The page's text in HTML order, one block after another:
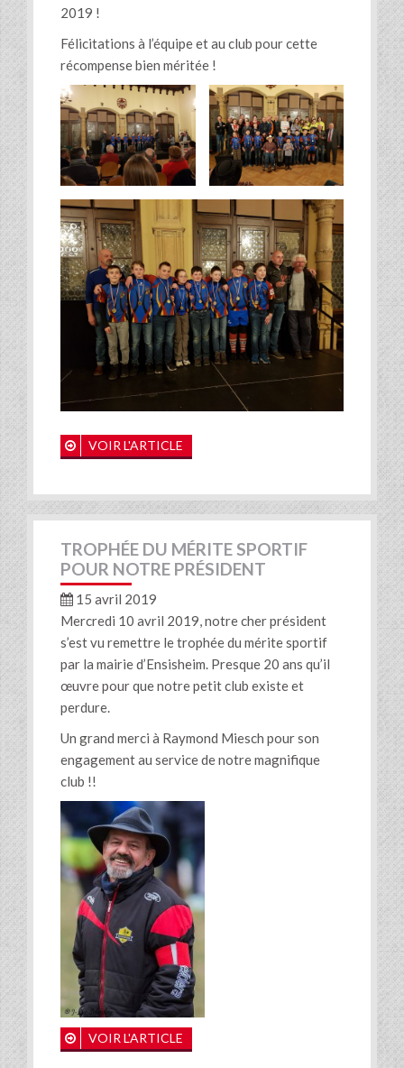
2019 !
Félicitations à l’équipe et au club pour cette
récompense bien méritée !
VOIR L'ARTICLE
TROPHÉE DU MÉRITE SPORTIF
POUR NOTRE PRÉSIDENT
15 avril 2019
Mercredi 10 avril 2019, notre cher président
s’est vu remettre le trophée du mérite sportif
par la mairie d’Ensisheim. Presque 20 ans qu’il
œuvre pour que notre petit club existe et
perdure.
Un grand merci à Raymond Miesch pour son
engagement au service de notre magnifique
club !!
VOIR L'ARTICLE